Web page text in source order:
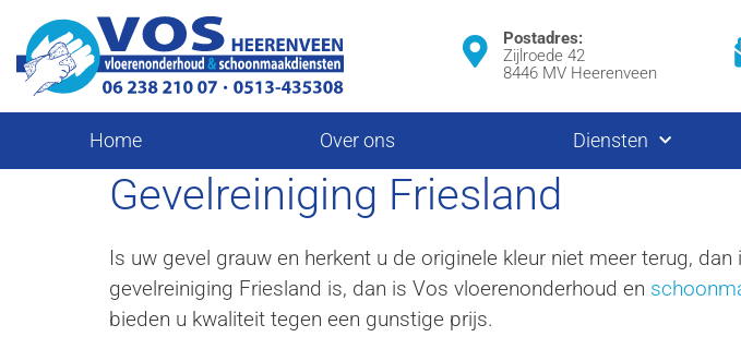
Postadres:
Zijlroede 42
8446 MV Heerenveen
Home Over ons Diensten
Gevelreiniging Friesland
Is uw gevel grauw en herkent u de originele kleur niet meer terug,
gevelreiniging Friesland is, dan is Vos vloerenonderhoud en
bieden u kwaliteit tegen een gunstige prijs.